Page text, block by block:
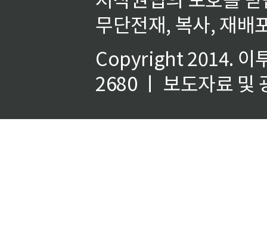
무단전재, 복사, 재배
Copyright 2014. 이
2680 ㅣ 보도자료